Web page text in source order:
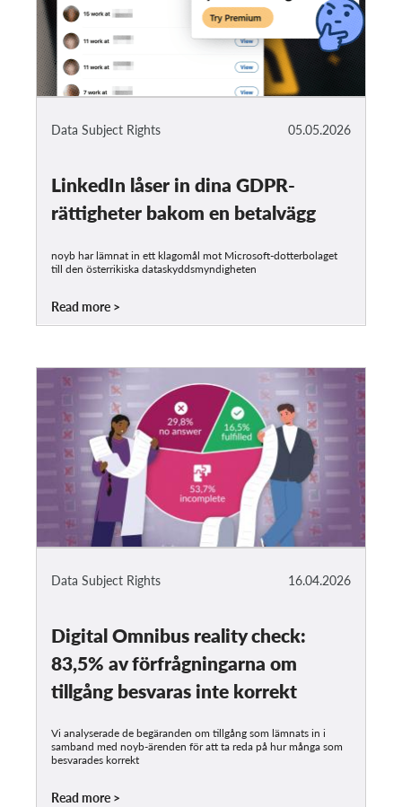
05.05.2026
Data Subject Rights
LinkedIn låser in dina GDPR-
rättigheter bakom en betalvägg
noyb har lämnat in ett klagomål mot Microsoft-dotterbolaget
till den österrikiska dataskyddsmyndigheten
Read more
16.04.2026
Data Subject Rights
Digital Omnibus reality check:
83,5% av förfrågningarna om
tillgång besvaras inte korrekt
Vi analyserade de begäranden om tillgång som lämnats in i
samband med noyb-ärenden för att ta reda på hur många som
besvarades korrekt
Read more